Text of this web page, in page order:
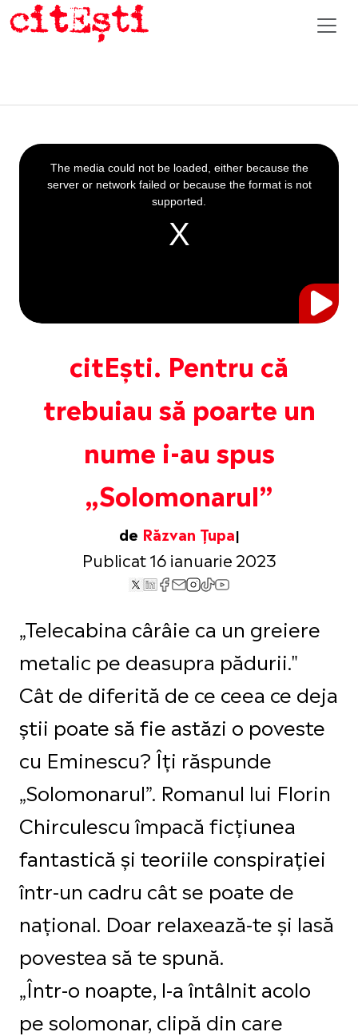
citEști. Pentru că
trebuiau să poarte un
nume i-au spus
„Solomonarul”
de Răzvan Țupa
Publicat 16 ianuarie 2023
This
is
a
The media could not be loaded, either because the
server or network failed or because the format is not
supported.
„Telecabina cârâie ca un greiere
metalic pe deasupra pădurii."
Cât de diferită de ce ceea ce deja
știi poate să fie astăzi o poveste
cu Eminescu? Îți răspunde
„Solomonarul”. Romanul lui Florin
Chirculescu împacă ficțiunea
fantastică și teoriile conspirației
într-un cadru cât se poate de
național. Doar relaxează-te și lasă
povestea să te spună.
„Într-o noapte, l-a întâlnit acolo
pe solomonar, clipă din care